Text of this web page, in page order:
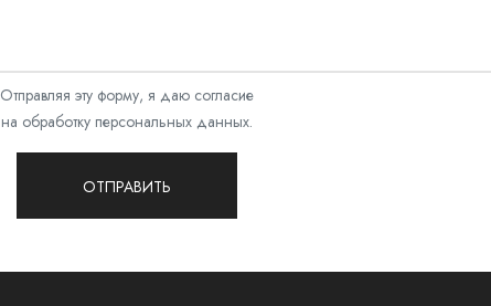
Отправляя эту форму, я даю согласие
на обработку персональных данных.
ОТПРАВИТЬ